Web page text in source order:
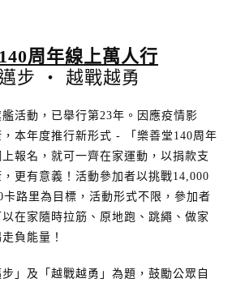
140周年線上萬人行
步 ‧ 越戰越勇
活動，已舉行第23年。因應疫情影
本年度推行新形式 - 「樂善堂140周年
報名，就可一齊在家運動，以捐款支
更有意義！活動參加者以挑戰14,000
路里為目標，活動形式不限，參加者
在家隨時拉筋、原地跑、跳繩、做家
負能量！
」及「越戰越勇」為題，鼓勵公眾自